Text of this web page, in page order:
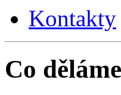
Kontakty
Co